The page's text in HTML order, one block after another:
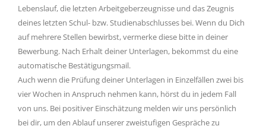
Lebenslauf, die letzten Arbeitgeberzeugnisse und das Zeugnis
deines letzten Schul- bzw. Studienabschlusses bei. Wenn du Dich
auf mehrere Stellen bewirbst, vermerke diese bitte in deiner
Bewerbung. Nach Erhalt deiner Unterlagen, bekommst du eine
automatische Bestätigungsmail.
Auch wenn die Prüfung deiner Unterlagen in Einzelfällen zwei bis
vier Wochen in Anspruch nehmen kann, hörst du in jedem Fall
von uns. Bei positiver Einschätzung melden wir uns persönlich
bei dir, um den Ablauf unserer zweistufigen Gespräche zu